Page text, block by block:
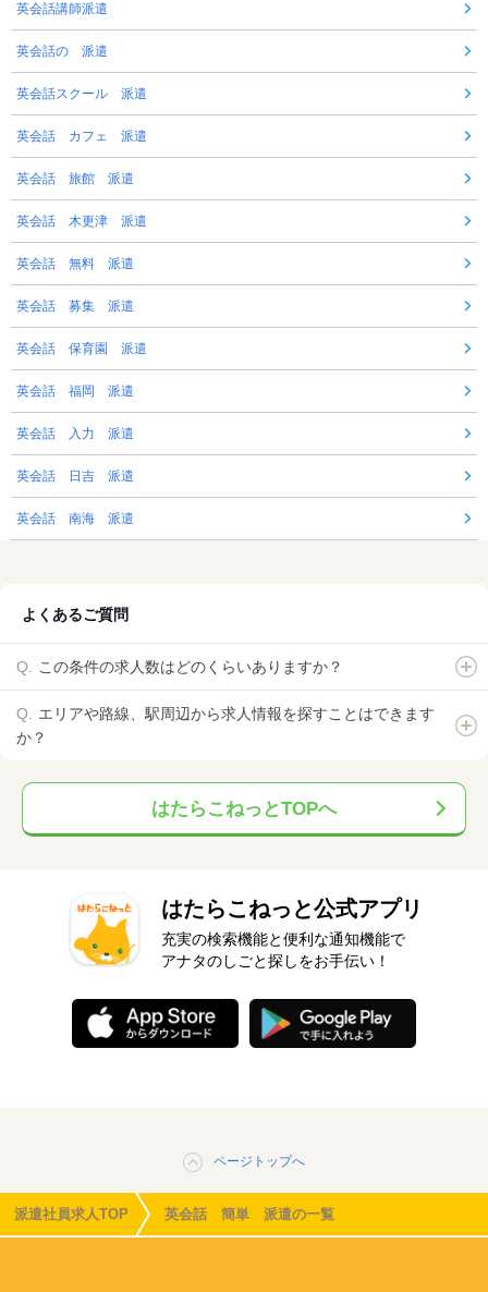
英会話講師派遣
英会話の 派遣
英会話スクール 派遣
英会話 カフェ 派遣
英会話 旅館 派遣
英会話 木更津 派遣
英会話 無料 派遣
英会話 募集 派遣
英会話 保育園 派遣
英会話 福岡 派遣
英会話 入力 派遣
英会話 日吉 派遣
英会話 南海 派遣
よくあるご質問
この条件の求人数はどのくらいありますか？
エリアや路線、駅周辺から求人情報を探すことはできます
か？
はたらこねっとTOPへ
はたらこねっと公式アプリ
充実の検索機能と便利な通知機能で
アナタのしごと探しをお手伝い！
ページトップへ
派遣社員求人TOP 英会話 簡単 派遣の一覧